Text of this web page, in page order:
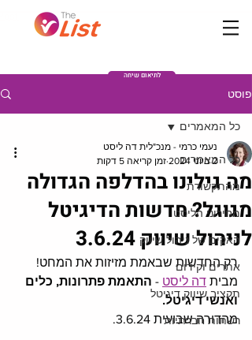
לתיאום שיחה
פוסט
כל המאמרים
מהתקשורת
מחירוני הליסט
האקים של ניהול שיווק
אתרים וקידום
תקציב שיווק דיגיטל
רשתות חברתיות
כל המאמרים
מה גילינו בהדלפה הגדולה
מגוגל? חדשות הדיגיטל
לניהול שיווק 3.6.24
נעמי כרמי - מנכ"לית דה ליסט
2 ביוני 2024
זמן קריאה 5 דקות
רק החדשות שבאמת מזיזות את המחט!
מבית דה ליסט - התאמת פתרונות, כלים
ואנשי דיגיטל.
מהדורה שבועית 3.6.24.